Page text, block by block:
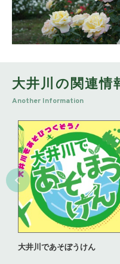
大井川の関連情
Another Information
大井川であそぼうけん